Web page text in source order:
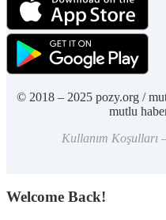
© 2018 – 2025 pozy.org /
mutlu
Kullanım Koşulları
Welcome Back!